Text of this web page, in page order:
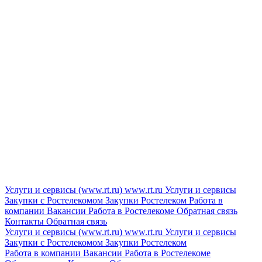
Услуги и сервисы (www.rt.ru) www.rt.ru Услуги и сервисы
Закупки с Ростелекомом Закупки Ростелеком Работа в
компании Вакансии Работа в Ростелекоме Обратная связь
Контакты Обратная связь
Услуги и сервисы (www.rt.ru) www.rt.ru Услуги и сервисы
Закупки с Ростелекомом Закупки Ростелеком
Работа в компании Вакансии Работа в Ростелекоме